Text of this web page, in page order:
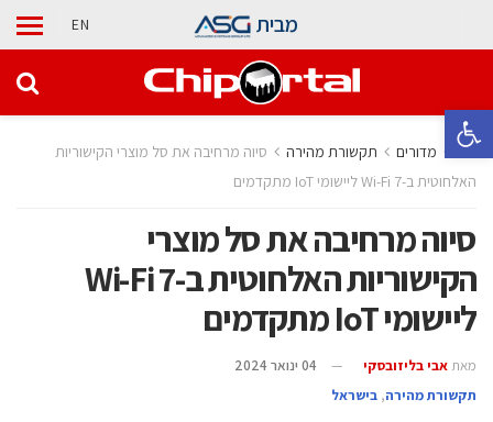
פתח סרגל נגישות
מבית EN
בית מדורים תקשורת מהירה
סיוה מרחיבה את סל מוצרי הקישוריות
האלחוטית ב-Wi-Fi 7 ליישומי IoT מתקדמים
סיוה מרחיבה את סל מוצרי
הקישוריות האלחוטית ב-Wi-Fi 7
ליישומי IoT מתקדמים
מאת אבי בליזובסקי
04 ינואר 2024
תקשורת מהירה, בישראל